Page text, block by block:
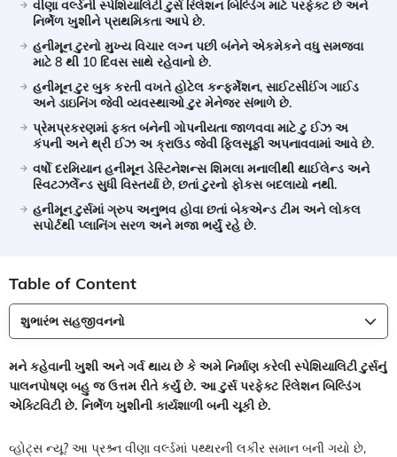
વીણા વર્લ્ડની સ્પેશિયાલિટી ટુર્સ રિલેશન બિલ્ડિંગ માટે પરફેક્ટ છે અને
નિર્ભેળ ખુશીને પ્રાથમિકતા આપે છે.
હનીમૂન ટુરનો મુખ્ય વિચાર લગ્ન પછી બંનેને એકમેકને વધુ સમજવા
માટે 8 થી 10 દિવસ સાથે રહેવાનો છે.
હનીમૂન ટુર બુક કરતી વખતે હોટેલ કન્ફર્મેશન, સાઈટસીઈંગ ગાઈડ
અને ડાઇનિંગ જેવી વ્યવસ્થાઓ ટુર મેનેજર સંભાળે છે.
પ્રેમપ્રકરણમાં ફક્ત બંનેની ગોપનીયતા જાળવવા માટે ટુ ઈઝ અ
કંપની અને થ્રી ઈઝ અ ક્રાઉડ જેવી ફિલસૂફી અપનાવવામાં આવે છે.
વર્ષો દરમિયાન હનીમૂન ડેસ્ટિનેશન્સ શિમલા મનાલીથી થાઈલેન્ડ અને
સ્વિટઝર્લેન્ડ સુધી વિસ્તર્યા છે, છતાં ટુરનો ફોકસ બદલાયો નથી.
હનીમૂન ટુર્સમાં ગ્રુપ અનુભવ હોવા છતાં બેકએન્ડ ટીમ અને લોકલ
સપોર્ટથી પ્લાનિંગ સરળ અને મજા ભર્યું રહે છે.
Table of Content
શુભારંભ સહજીવનનો
મને કહેવાની ખુશી અને ગર્વ થાય છે કે અમે નિર્માણ કરેલી સ્પેશિયાલિટી ટુર્સનું
પાલનપોષણ બહુ જ ઉત્તમ રીતે કર્યું છે. આ ટુર્સ પરફેક્ટ રિલેશન બિલ્ડિંગ
એક્ટિવિટી છે. નિર્ભેળ ખુશીની કાર્યશાળી બની ચૂકી છે.
વ્હોટ્સ ન્યૂ? આ પ્રશ્ર્ન વીણા વર્લ્ડમાં પથ્થરની લકીર સમાન બની ગયો છે,